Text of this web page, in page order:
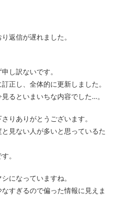
返信が遅れました。
し訳ないです。
正し、全体的に更新しました。
るといまいちな内容でした…。
りありがとうございます。
見ない人が多いと思っているた
。
になっていますね。
すぎるので偏った情報に見えま